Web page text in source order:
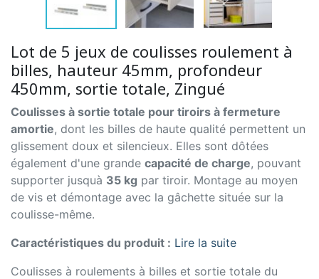
Lot de 5 jeux de coulisses roulement à
billes, hauteur 45mm, profondeur
450mm, sortie totale, Zingué
Coulisses à sortie totale pour tiroirs à fermeture
amortie, dont les billes de haute qualité permettent un
glissement doux et silencieux. Elles sont dôtées
également d'une grande capacité de charge, pouvant
supporter jusquà 35 kg par tiroir. Montage au moyen
de vis et démontage avec la gâchette située sur la
coulisse-même.
Caractéristiques du produit : Lire la suite
Coulisses à roulements à billes et sortie totale du